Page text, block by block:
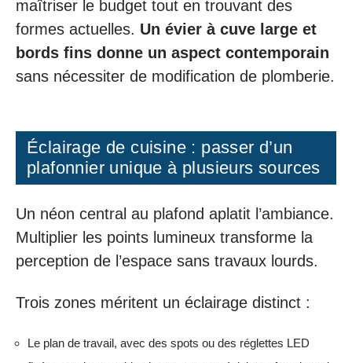
maîtriser le budget tout en trouvant des
formes actuelles. Un évier à cuve large et
bords fins donne un aspect contemporain
sans nécessiter de modification de plomberie.
Éclairage de cuisine : passer d’un
plafonnier unique à plusieurs sources
Un néon central au plafond aplatit l’ambiance.
Multiplier les points lumineux transforme la
perception de l’espace sans travaux lourds.
Trois zones méritent un éclairage distinct :
Le plan de travail, avec des spots ou des réglettes LED